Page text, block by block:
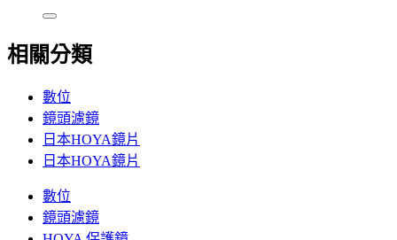
相關分類
數位
鏡頭濾鏡
日本HOYA鏡片
日本HOYA鏡片
數位
鏡頭濾鏡